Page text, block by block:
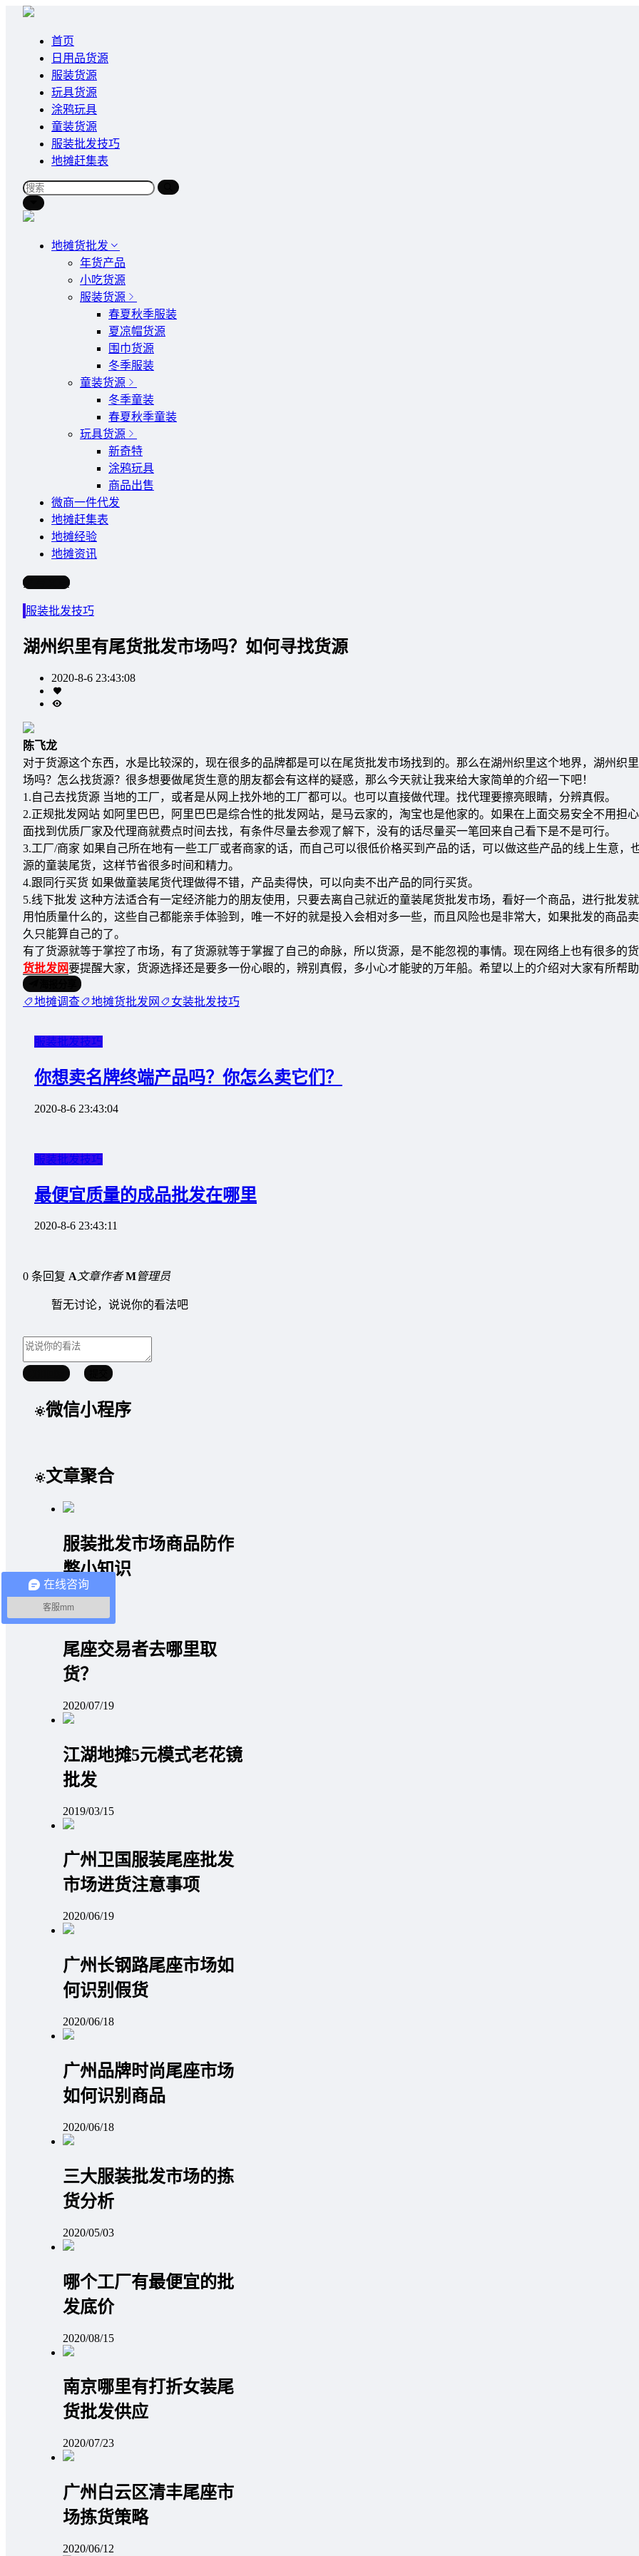
首页
日用品货源
服装货源
玩具货源
涂鸦玩具
童装货源
服装批发技巧
地摊赶集表
地摊货批发
年货产品
小吃货源
服装货源
春夏秋季服装
夏凉帽货源
围巾货源
冬季服装
童装货源
冬季童装
春夏秋季童装
玩具货源
新奇特
涂鸦玩具
商品出售
微商一件代发
地摊赶集表
地摊经验
地摊资讯
写文章
服装批发技巧
湖州织里有尾货批发市场吗？如何寻找货源
2020-8-6 23:43:08
陈飞龙
对于货源这个东西，水是比较深的，现在很多的品牌都是可以在尾货批发市场找到的。那么在湖州织里这个地界，湖州织
场吗？怎么找货源？很多想要做尾货生意的朋友都会有这样的疑惑，那么今天就让我来给大家简单的介绍一下吧！
1.自己去找货源 当地的工厂，或者是从网上找外地的工厂都可以。也可以直接做代理。找代理要擦亮眼睛，分辨真假。
2.正规批发网站 如阿里巴巴，阿里巴巴是综合性的批发网站，是马云家的，淘宝也是他家的。如果在上面交易安全不用担
面找到优质厂家及代理商就费点时间去找，有条件尽量去参观了解下，没有的话尽量买一笔回来自己看下是不是可行。
3.工厂/商家 如果自己所在地有一些工厂或者商家的话，而自己可以很低价格买到产品的话，可以做这些产品的线上生意，
源的童装尾货，这样节省很多时间和精力。
4.跟同行买货 如果做童装尾货代理做得不错，产品卖得快，可以向卖不出产品的同行买货。
5.线下批发 这种方法适合有一定经济能力的朋友使用，只要去离自己就近的童装尾货批发市场，看好一个商品，进行批发
用怕质量什么的，这些自己都能亲手体验到，唯一不好的就是投入会相对多一些，而且风险也是非常大，如果批发的商品
久只能算自己的了。
有了货源就等于掌控了市场，有了货源就等于掌握了自己的命脉，所以货源，是不能忽视的事情。现在网络上也有很多的
货批发网要提醒大家，货源选择还是要多一份心眼的，辨别真假，多小心才能驶的万年船。希望以上的介绍对大家有所帮
地摊调查 地摊货批发网 女装批发技巧
服装批发技巧
你想卖名牌终端产品吗？你怎么卖它们？
2020-8-6 23:43:04
服装批发技巧
最便宜质量的成品批发在哪里
2020-8-6 23:43:11
0 条回复 A文章作者 M管理员
暂无讨论，说说你的看法吧
微信小程序
文章聚合
服装批发市场商品防作
弊小知识
2020/04/15
尾座交易者去哪里取
货？
2020/07/19
江湖地摊5元模式老花镜
批发
2019/03/15
广州卫国服装尾座批发
市场进货注意事项
2020/06/19
广州长钢路尾座市场如
何识别假货
2020/06/18
广州品牌时尚尾座市场
如何识别商品
2020/06/18
三大服装批发市场的拣
货分析
2020/05/03
哪个工厂有最便宜的批
发底价
2020/08/15
南京哪里有打折女装尾
货批发供应
2020/07/23
广州白云区清丰尾座市
场拣货策略
2020/06/12
在线咨询
客服mm